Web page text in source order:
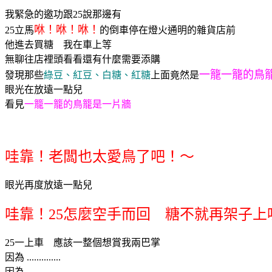
我緊急的邀功跟25說那邊有
25立馬咻！咻！咻！ 的倒車停在燈火通明的雜貨店前
他進去買糖 我在車上等
無聊往店裡頭看看還有什麼需要添購
發現那些綠豆、紅豆、白糖、紅糖 上面竟然是一籠一籠的鳥
眼光在放遠一點兒
看見一籠一籠的鳥籠是一片牆
哇靠！老闆也太愛鳥了吧！～
眼光再度放遠一點兒
哇靠！25怎麼空手而回 糖不就再架子上
25一上車 應該一整個想賞我兩巴掌
因為 ..............